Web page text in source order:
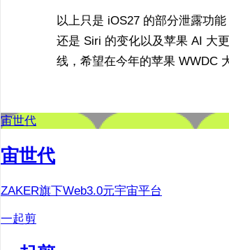
以上只是 iOS27 的部分泄露功
还是 Siri 的变化以及苹果 AI 大
线，希望在今年的苹果 WWDC
宙世代
宙世代
ZAKER旗下Web3.0元宇宙平台
一起剪